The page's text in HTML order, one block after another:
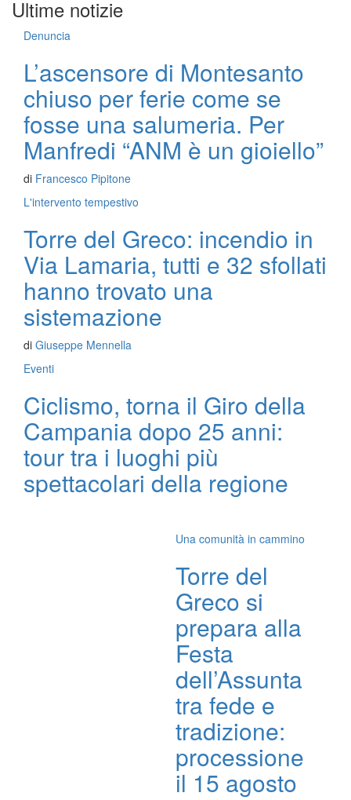
Ultime notizie
Denuncia
L’ascensore di Montesanto
chiuso per ferie come se
fosse una salumeria. Per
Manfredi “ANM è un gioiello”
di Francesco Pipitone
L'intervento tempestivo
Torre del Greco: incendio in
Via Lamaria, tutti e 32 sfollati
hanno trovato una
sistemazione
di Giuseppe Mennella
Eventi
Ciclismo, torna il Giro della
Campania dopo 25 anni:
tour tra i luoghi più
spettacolari della regione
Una comunità in cammino
Torre del
Greco si
prepara alla
Festa
dell’Assunta
tra fede e
tradizione:
processione
il 15 agosto